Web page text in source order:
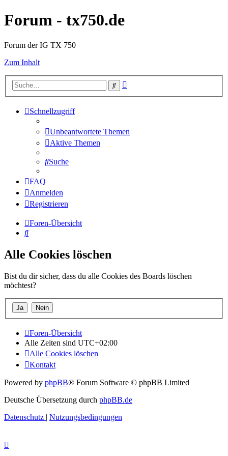
Forum - tx750.de
Forum der IG TX 750
Zum Inhalt
Suche
Schnellzugriff
Unbeantwortete Themen
Aktive Themen
Suche
FAQ
Anmelden
Registrieren
Foren-Übersicht
Suche
Alle Cookies löschen
Bist du dir sicher, dass du alle Cookies des Boards löschen
möchtest?
Foren-Übersicht
Alle Zeiten sind UTC+02:00
Alle Cookies löschen
Kontakt
Powered by phpBB® Forum Software © phpBB Limited
Deutsche Übersetzung durch phpBB.de
Datenschutz | Nutzungsbedingungen